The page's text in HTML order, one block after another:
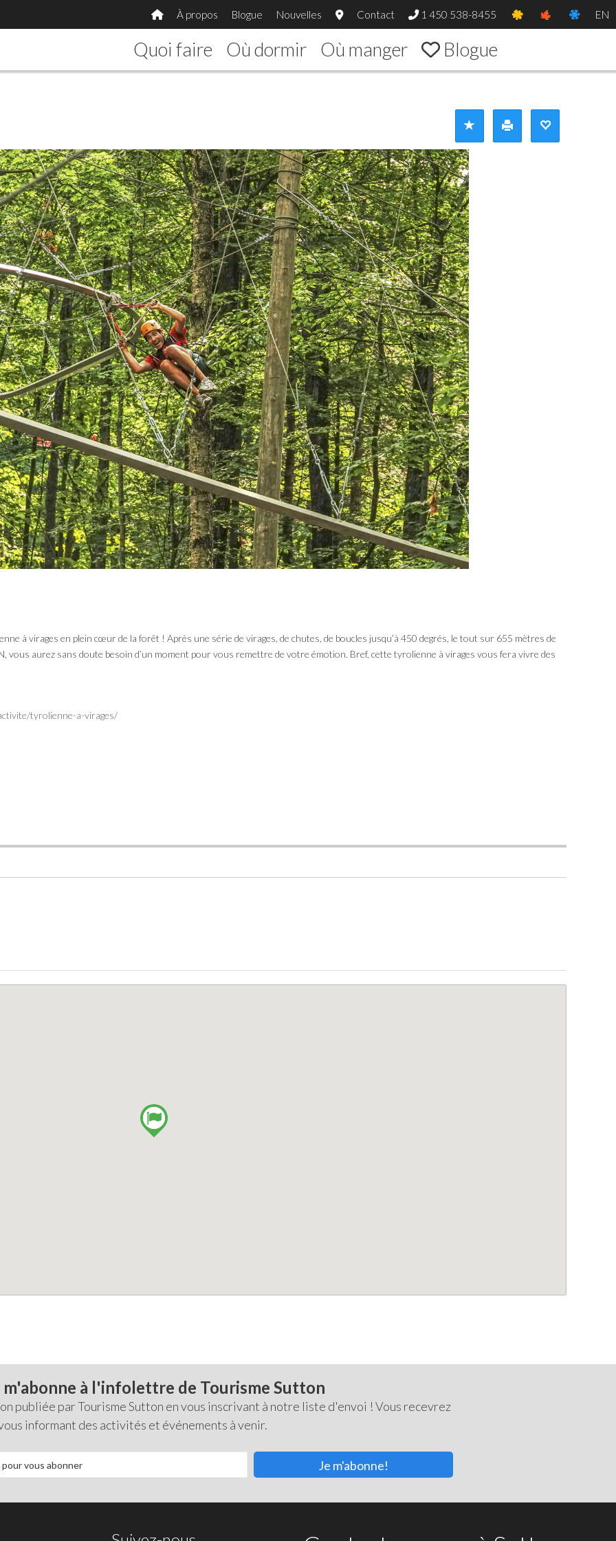
À propos Blogue Nouvelles Contact 1 450 538-8455 EN
Quoi faire Où dormir Où manger Blogue
à virages en plein cœur de la forêt ! Après une série de virages, de chutes, de boucles jusqu’à 450 degrés, le tout sur 655 mètres de
vous aurez sans doute besoin d’un moment pour vous remettre de votre émotion. Bref, cette tyrolienne à virages vous fera vivre des
tyrolienne-a-virages/
m'abonne à l'infolettre de Tourisme Sutton
publiée par Tourisme Sutton en vous inscrivant à notre liste d'envoi ! Vous recevrez
informant des activités et événements à venir.
Je m'abonne!